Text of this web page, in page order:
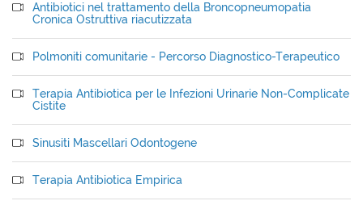
Antibiotici nel trattamento della Broncopneumopatia
Cronica Ostruttiva riacutizzata
Polmoniti comunitarie - Percorso Diagnostico-Terapeutico
Terapia Antibiotica per le Infezioni Urinarie Non-Complicate
Cistite
Sinusiti Mascellari Odontogene
Terapia Antibiotica Empirica